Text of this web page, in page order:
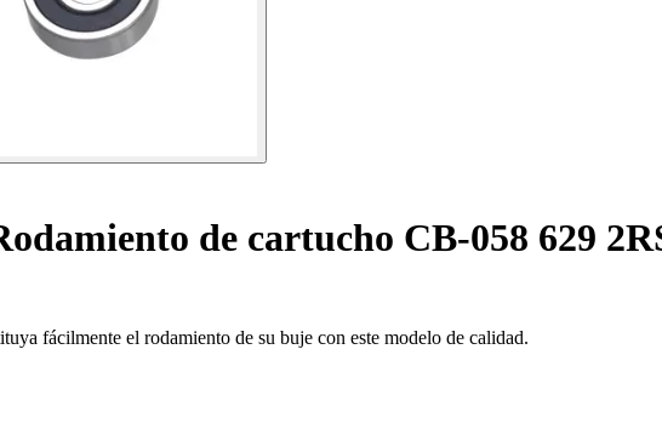
de cartucho CB-058 629
fácilmente el rodamiento de su buje con este modelo de calidad.